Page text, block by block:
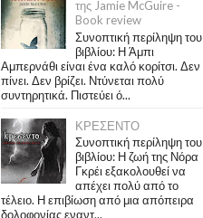
της Jamie McGuire -
Book review
Συνοπτική περίληψη του
βιβλίου: Η Άμπι
Αμπερνάθι είναι ένα καλό κορίτσι. Δεν
πίνει. Δεν βρίζει. Ντύνεται πολύ
συντηρητικά. Πιστεύει ό...
ΚΡΕΣΕΝΤΟ
Συνοπτική περίληψη του
βιβλίου: Η ζωή της Νόρα
Γκρέι εξακολουθεί να
απέχει πολύ από το
τέλειο. Η επιβίωση από μια απόπειρα
δολοφονίας εναντ...